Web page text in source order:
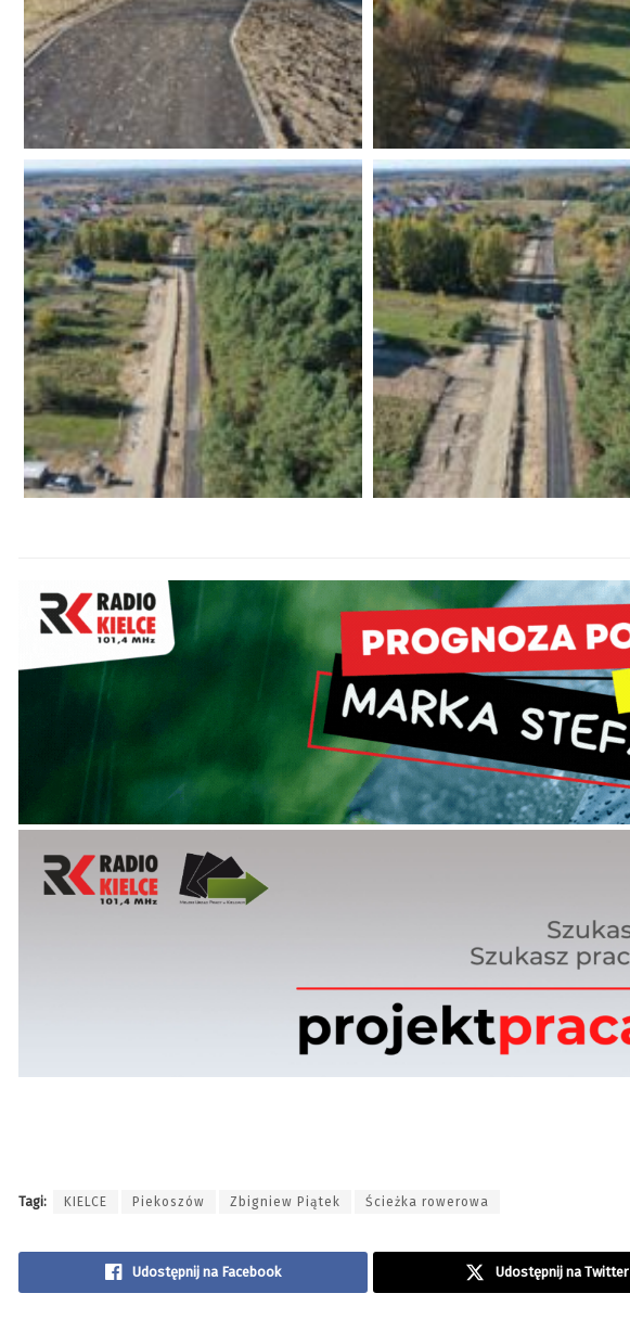
Tagi: KIELCE Piekoszów Zbigniew Piątek Ścieżka rowerowa
Udostępnij na Facebook Udostępnij na Twitter